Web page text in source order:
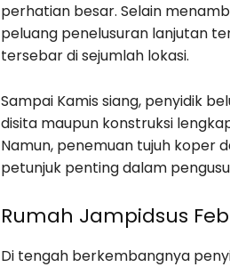
perhatian besar. Selain
peluang penelusuran lanjutan
tersebar di sejumlah lokasi.
Sampai Kamis siang, penyidik
disita maupun konstruksi
Namun, penemuan tujuh koper
petunjuk penting dalam
Rumah Jampidsus
Di tengah berkembangnya